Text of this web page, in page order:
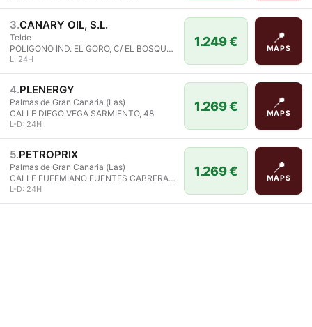
3.CANARY OIL, S.L.
Telde
POLIGONO IND. EL GORO, C/ EL BOSQUE ESQUINA C/ VIRGEN DEL CARMEN, 2
L: 24H
1.249 € 📍
MAPS
4.PLENERGY
Palmas de Gran Canaria (Las)
CALLE DIEGO VEGA SARMIENTO, 48
L-D: 24H
1.269 € 📍
MAPS
5.PETROPRIX
Palmas de Gran Canaria (Las)
CALLE EUFEMIANO FUENTES CABRERA, 10
L-D: 24H
1.269 € 📍
MAPS